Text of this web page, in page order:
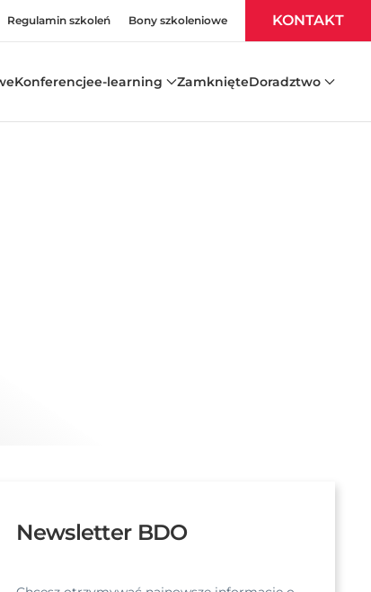
Regulamin szkoleń Bony szkoleniowe KONTAKT
Konferencjee-learning ZamknięteDoradztwo
Newsletter BDO